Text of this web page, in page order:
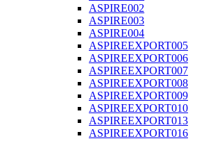
ASPIRE002
ASPIRE003
ASPIRE004
ASPIREEXPORT005
ASPIREEXPORT006
ASPIREEXPORT007
ASPIREEXPORT008
ASPIREEXPORT009
ASPIREEXPORT010
ASPIREEXPORT013
ASPIREEXPORT016